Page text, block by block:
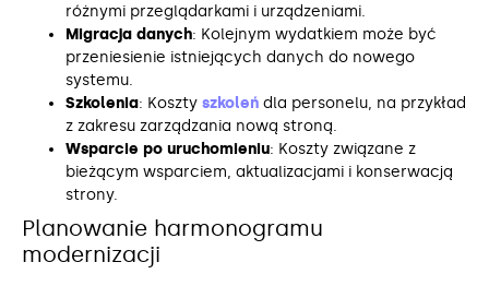
różnymi przeglądarkami i urządzeniami.
Migracja danych: Kolejnym wydatkiem może być
przeniesienie istniejących danych do nowego
systemu.
Szkolenia: Koszty szkoleń dla personelu, na przykład
z zakresu zarządzania nową stroną.
Wsparcie po uruchomieniu: Koszty związane z
bieżącym wsparciem, aktualizacjami i konserwacją
strony.
Planowanie harmonogramu
modernizacji